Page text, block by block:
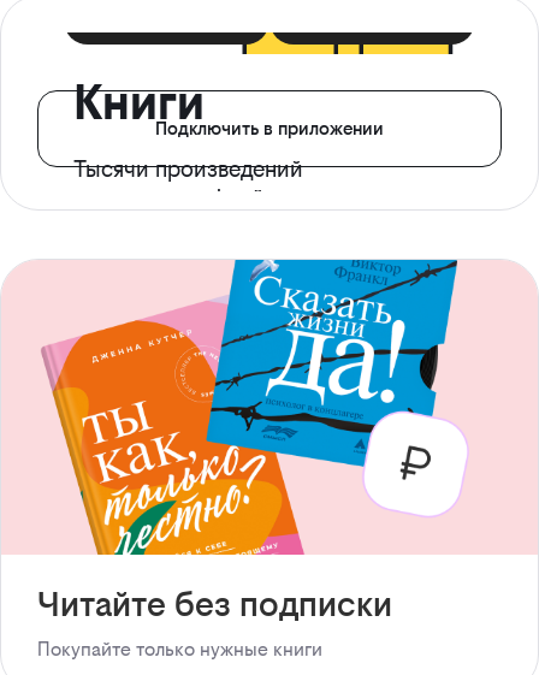
Книги
Тысячи произведений
с доступом офлайн
Подключить в приложении
Читайте без подписки
Покупайте только нужные книги